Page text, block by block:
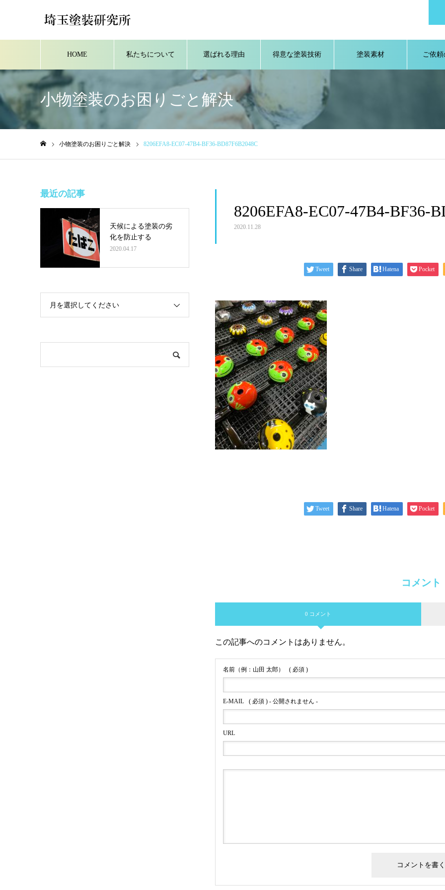
HOME 私たちについて 選ばれる理由 得意な塗装技術 塗装素材 ご依
小物塗装のお困りごと解決
小物塗装のお困りごと解決 8206EFA8-EC07-47B4-BF36-BD87F6B2048C
8206EFA8-EC07-47B4-BF36-
2020.11.28
Tweet Share Hatena Pocket
Tweet Share Hatena Pocket
コメント
0 コメント
この記事へのコメントはありません。
名前（例：山田 太郎） ( 必須 )
E-MAIL ( 必須 ) - 公開されません -
URL
最近の記事
天候による塗装の劣
化を防止する
2020.04.17
月を選択してください